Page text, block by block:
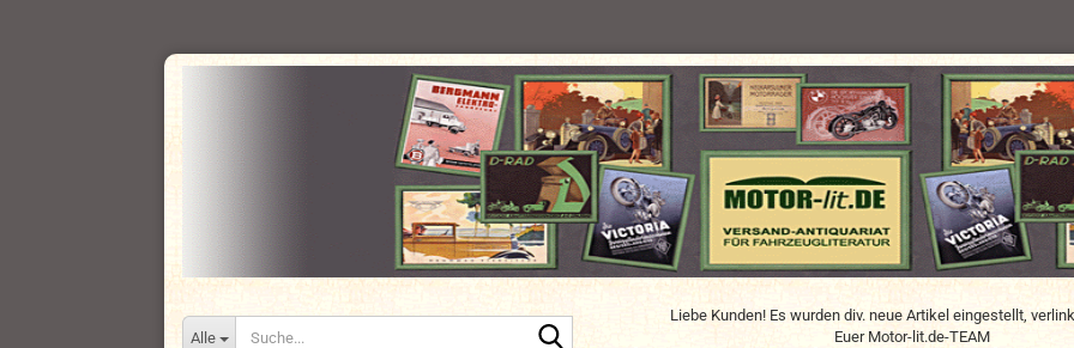
Alle
Liebe Kunden! Es wurden div. neue Artikel eingestellt,
Euer Motor-lit.de-TEAM